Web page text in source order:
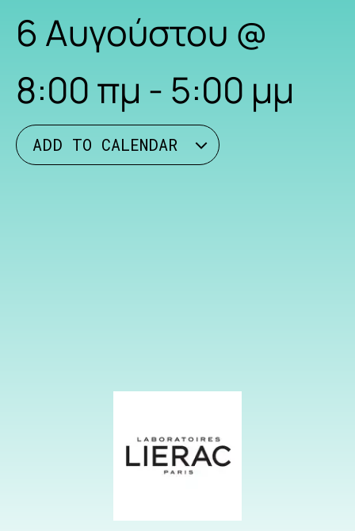
6 Αυγούστου @
8:00 πμ - 5:00 μμ
ADD TO CALENDAR